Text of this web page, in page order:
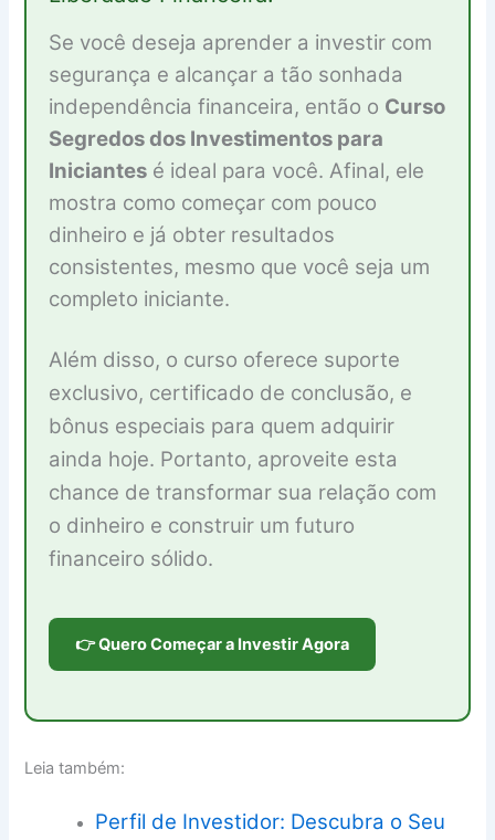
Se você deseja aprender a investir com
segurança e alcançar a tão sonhada
independência financeira, então o Curso
Segredos dos Investimentos para
Iniciantes é ideal para você. Afinal, ele
mostra como começar com pouco
dinheiro e já obter resultados
consistentes, mesmo que você seja um
completo iniciante.
Além disso, o curso oferece suporte
exclusivo, certificado de conclusão, e
bônus especiais para quem adquirir
ainda hoje. Portanto, aproveite esta
chance de transformar sua relação com
o dinheiro e construir um futuro
financeiro sólido.
👉 Quero Começar a Investir Agora
Leia também:
Perfil de Investidor: Descubra o Seu